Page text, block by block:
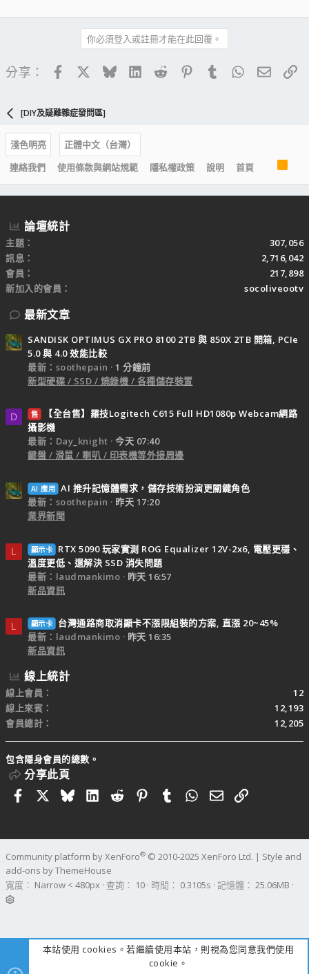
想請問一下
如果明天想聯絡盤英送修的細節
不知道應該要打那個電話
目前開
www.epox.com.tw的網頁
請各位網友協助囉 感恩M(_._)M
你必須登入或註冊才能在此回覆。
分享： FacebookBlueskyLinkedIn
Reddit PinterestTumblrWhatsApp
電子
[DIY及疑難雜症發問區]
淺色明亮
正體中文（台灣）
連絡我們
使用條款與網站規範 隱私權政策 說明 首頁
S
論壇統計
主題
307,056
訊息
2,716,042
會員
217,898
新加入的會員
socoliveootv
最新文章
SANDISK OPTIMUS GX PRO 8100 2TB 與 850X 2TB 開箱, PCIe
5.0 與 4.0 效能比較
最新：soothepain
1 分鐘前
新型硬碟 / SSD / 燒錄機 / 各種儲存裝置
D 售
【全台售】羅技Logitech C615 Full HD1080p Webcam網路
攝影機
最新：Day_knight
今天 07:40
鍵盤 / 滑鼠 / 喇叭 / 印表機等外接周邊
AI 應用 AI 推升記憶體需求，儲存技術扮演更關鍵角色
最新：soothepain
昨天 17:20
業界新聞
L 顯示卡
RTX 5090 玩家實測 ROG Equalizer 12V-2x6, 電壓更穩、
溫度更低、還解決 SSD 消失問題
最新：laudmankimo
昨天 16:57
新品資訊
L 顯示卡
台灣通路商取消顯卡不漲限組裝的方案, 直漲 20~45%
最新：laudmankimo
昨天 16:35
新品資訊
線上統計
線上會員
12
線上來賓
12,193
會員總計
12,205
包含隱身會員的總數。
分享此頁
FacebookBlueskyLinkedIn
RedditPinterestTumblrWhatsApp
電子郵件
連結
Community platform by XenForo® © 2010-2025 XenForo Ltd. | Style and
add-ons by ThemeHouse
寬度
查詢 10 時間 0.3105s 記憶體 25.06MB
本站使用 cookies。若繼續使用本站，則視為您同意我們使用
cookie。